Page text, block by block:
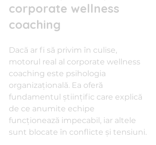
corporate wellness
coaching
Dacă ar fi să privim în culise,
motorul real al corporate wellness
coaching este psihologia
organizațională. Ea oferă
fundamentul științific care explică
de ce anumite echipe
funcționează impecabil, iar altele
sunt blocate în conflicte și tensiuni.